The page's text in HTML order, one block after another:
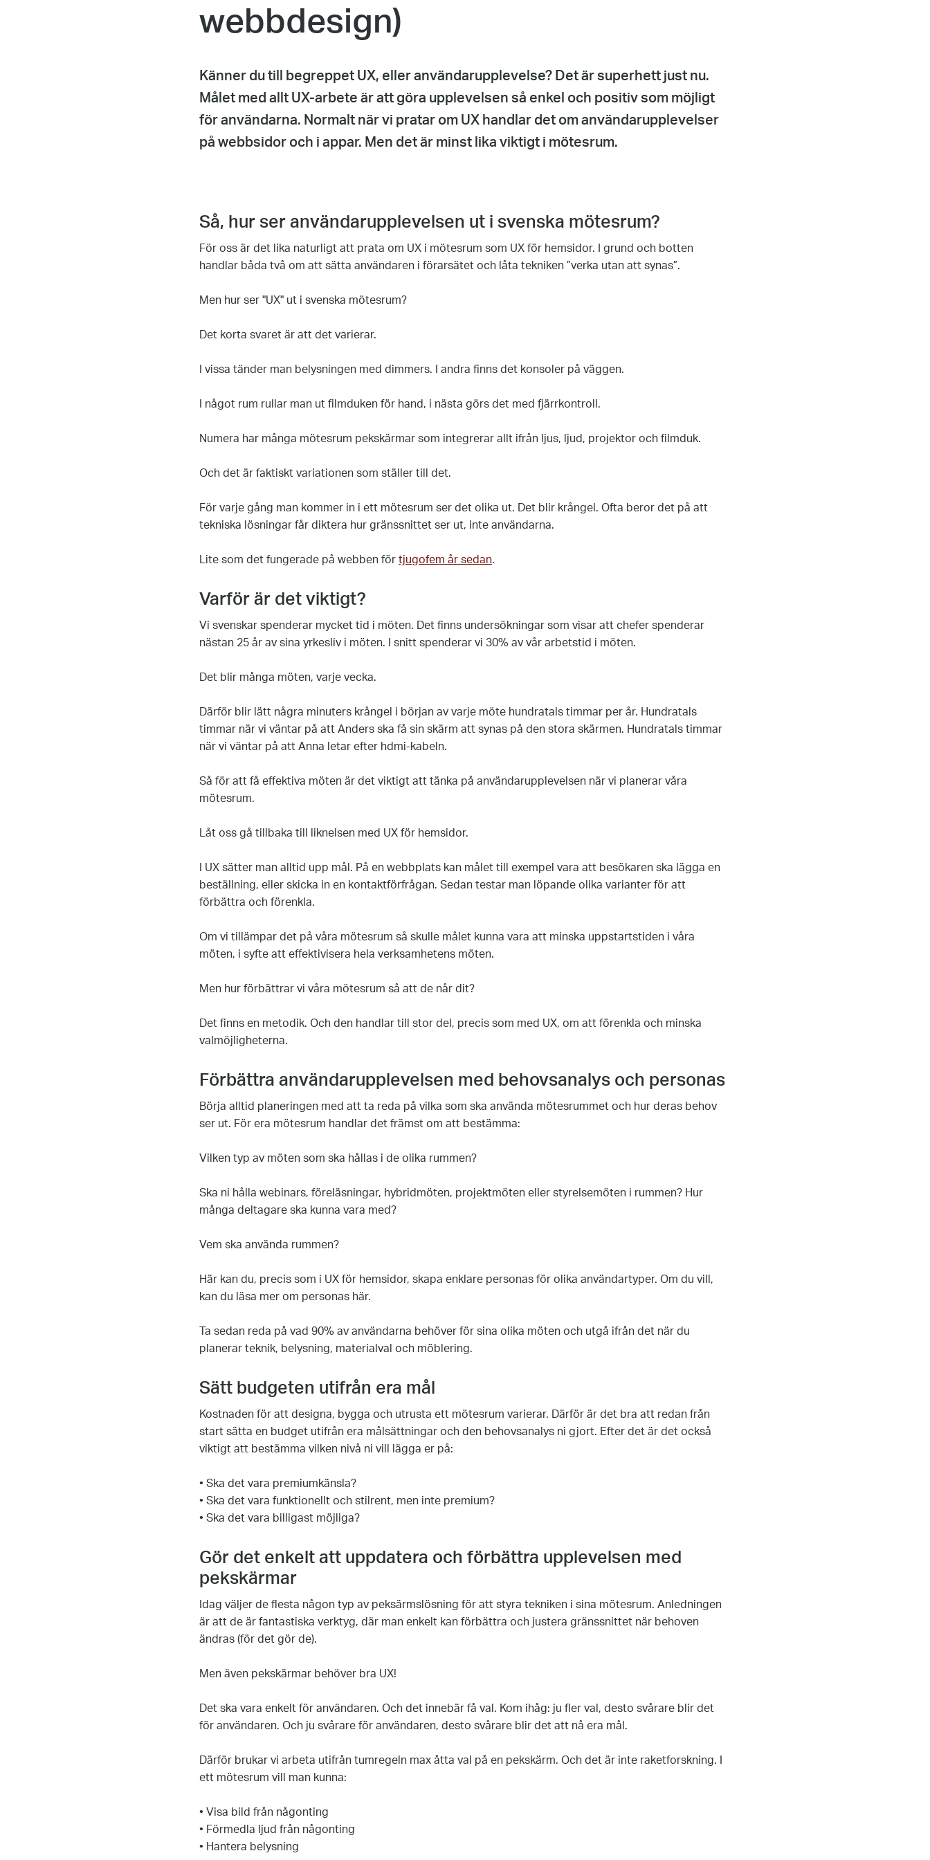
webbdesign)
Känner du till begreppet UX, eller användarupplevelse? Det är superhett just nu.
Målet med allt UX-arbete är att göra upplevelsen så enkel och positiv som möjligt
för användarna. Normalt när vi pratar om UX handlar det om användarupplevelser
på webbsidor och i appar. Men det är minst lika viktigt i mötesrum.
Så, hur ser användarupplevelsen ut i svenska mötesrum?
För oss är det lika naturligt att prata om UX i mötesrum som UX för hemsidor. I grund och botten
handlar båda två om att sätta användaren i förarsätet och låta tekniken ”verka utan att synas”.
Men hur ser "UX" ut i svenska mötesrum?
Det korta svaret är att det varierar.
I vissa tänder man belysningen med dimmers. I andra finns det konsoler på väggen.
I något rum rullar man ut filmduken för hand, i nästa görs det med fjärrkontroll.
Numera har många mötesrum pekskärmar som integrerar allt ifrån ljus, ljud, projektor och filmduk.
Och det är faktiskt variationen som ställer till det.
För varje gång man kommer in i ett mötesrum ser det olika ut. Det blir krångel. Ofta beror det på att
tekniska lösningar får diktera hur gränssnittet ser ut, inte användarna.
Lite som det fungerade på webben för tjugofem år sedan.
Varför är det viktigt?
Vi svenskar spenderar mycket tid i möten. Det finns undersökningar som visar att chefer spenderar
nästan 25 år av sina yrkesliv i möten. I snitt spenderar vi 30% av vår arbetstid i möten.
Det blir många möten, varje vecka.
Därför blir lätt några minuters krångel i början av varje möte hundratals timmar per år. Hundratals
timmar när vi väntar på att Anders ska få sin skärm att synas på den stora skärmen. Hundratals timmar
när vi väntar på att Anna letar efter hdmi-kabeln.
Så för att få effektiva möten är det viktigt att tänka på användarupplevelsen när vi planerar våra
mötesrum.
Låt oss gå tillbaka till liknelsen med UX för hemsidor.
I UX sätter man alltid upp mål. På en webbplats kan målet till exempel vara att besökaren ska lägga en
beställning, eller skicka in en kontaktförfrågan. Sedan testar man löpande olika varianter för att
förbättra och förenkla.
Om vi tillämpar det på våra mötesrum så skulle målet kunna vara att minska uppstartstiden i våra
möten, i syfte att effektivisera hela verksamhetens möten.
Men hur förbättrar vi våra mötesrum så att de når dit?
Det finns en metodik. Och den handlar till stor del, precis som med UX, om att förenkla och minska
valmöjligheterna.
Förbättra användarupplevelsen med behovsanalys och personas
Börja alltid planeringen med att ta reda på vilka som ska använda mötesrummet och hur deras behov
ser ut. För era mötesrum handlar det främst om att bestämma:
Vilken typ av möten som ska hållas i de olika rummen?
Ska ni hålla webinars, föreläsningar, hybridmöten, projektmöten eller styrelsemöten i rummen? Hur
många deltagare ska kunna vara med?
Vem ska använda rummen?
Här kan du, precis som i UX för hemsidor, skapa enklare personas för olika användartyper. Om du vill,
kan du läsa mer om personas här.
Ta sedan reda på vad 90% av användarna behöver för sina olika möten och utgå ifrån det när du
planerar teknik, belysning, materialval och möblering.
Sätt budgeten utifrån era mål
Kostnaden för att designa, bygga och utrusta ett mötesrum varierar. Därför är det bra att redan från
start sätta en budget utifrån era målsättningar och den behovsanalys ni gjort. Efter det är det också
viktigt att bestämma vilken nivå ni vill lägga er på:
• Ska det vara premiumkänsla?
• Ska det vara funktionellt och stilrent, men inte premium?
• Ska det vara billigast möjliga?
Gör det enkelt att uppdatera och förbättra upplevelsen med
pekskärmar
Idag väljer de flesta någon typ av peksärmslösning för att styra tekniken i sina mötesrum. Anledningen
är att de är fantastiska verktyg, där man enkelt kan förbättra och justera gränssnittet när behoven
ändras (för det gör de).
Men även pekskärmar behöver bra UX!
Det ska vara enkelt för användaren. Och det innebär få val. Kom ihåg: ju fler val, desto svårare blir det
för användaren. Och ju svårare för användaren, desto svårare blir det att nå era mål.
Därför brukar vi arbeta utifrån tumregeln max åtta val på en pekskärm. Och det är inte raketforskning. I
ett mötesrum vill man kunna:
• Visa bild från någonting
• Förmedla ljud från någonting
• Hantera belysning